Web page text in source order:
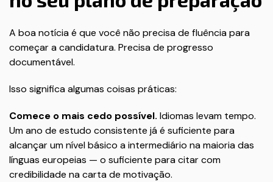
A boa notícia é que você não precisa de fluência para
começar a candidatura. Precisa de progresso
documentável.
Isso significa algumas coisas práticas:
Comece o mais cedo possível. Idiomas levam tempo.
Um ano de estudo consistente já é suficiente para
alcançar um nível básico a intermediário na maioria das
línguas europeias — o suficiente para citar com
credibilidade na carta de motivação.